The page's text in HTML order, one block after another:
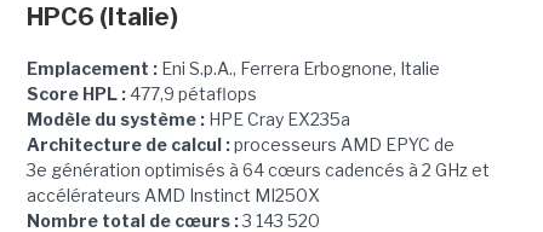
HPC6 (Italie)
Emplacement :Eni S.p.A., Ferrera Erbognone, Italie
Score HPL :477,9 pétaflops
Modèle du système :HPE Cray EX235a
Architecture de calcul :processeurs AMD EPYC de
3e génération optimisés à 64 cœurs cadencés à 2 GHz et
accélérateurs AMD Instinct MI250X
Nombre total de cœurs :3 143 520